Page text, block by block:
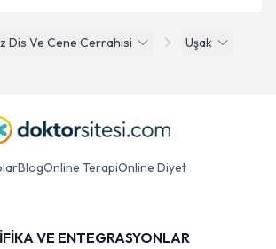
Dis Ve Cene Cerrahisi
Uşak
BlogOnline TerapiOnline Diyet
VE ENTEGRASYONLAR